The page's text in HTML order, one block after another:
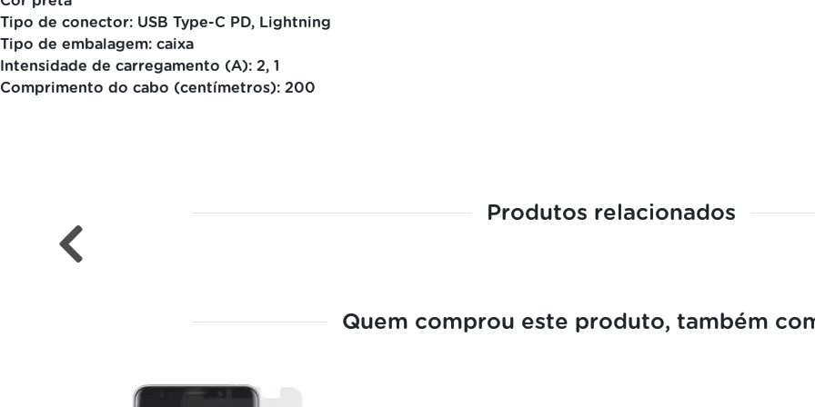
Tipo de conector: USB Type-C PD, Lightning
Tipo de embalagem: caixa
Intensidade de carregamento (A): 2, 1
Comprimento do cabo (centímetros): 200
Produtos relacionados
Quem comprou este produto, também